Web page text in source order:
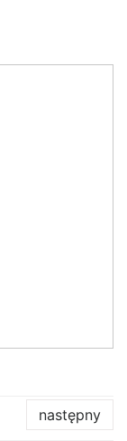
następny